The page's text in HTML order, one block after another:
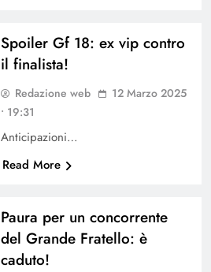
Spoiler Gf 18: ex vip contro
il finalista!
Redazione web
12 Marzo 2025
• 19:31
Anticipazioni…
Read More
Paura per un concorrente
del Grande Fratello: è
caduto!